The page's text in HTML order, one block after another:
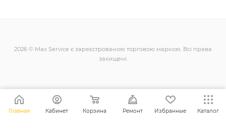
2026 © Max Service є зареєстрованою торговою маркою. Всі права
захищені.
+38 (098) 128-11-11
Главная Кабинет Корзина Ремонт Избранные Каталог